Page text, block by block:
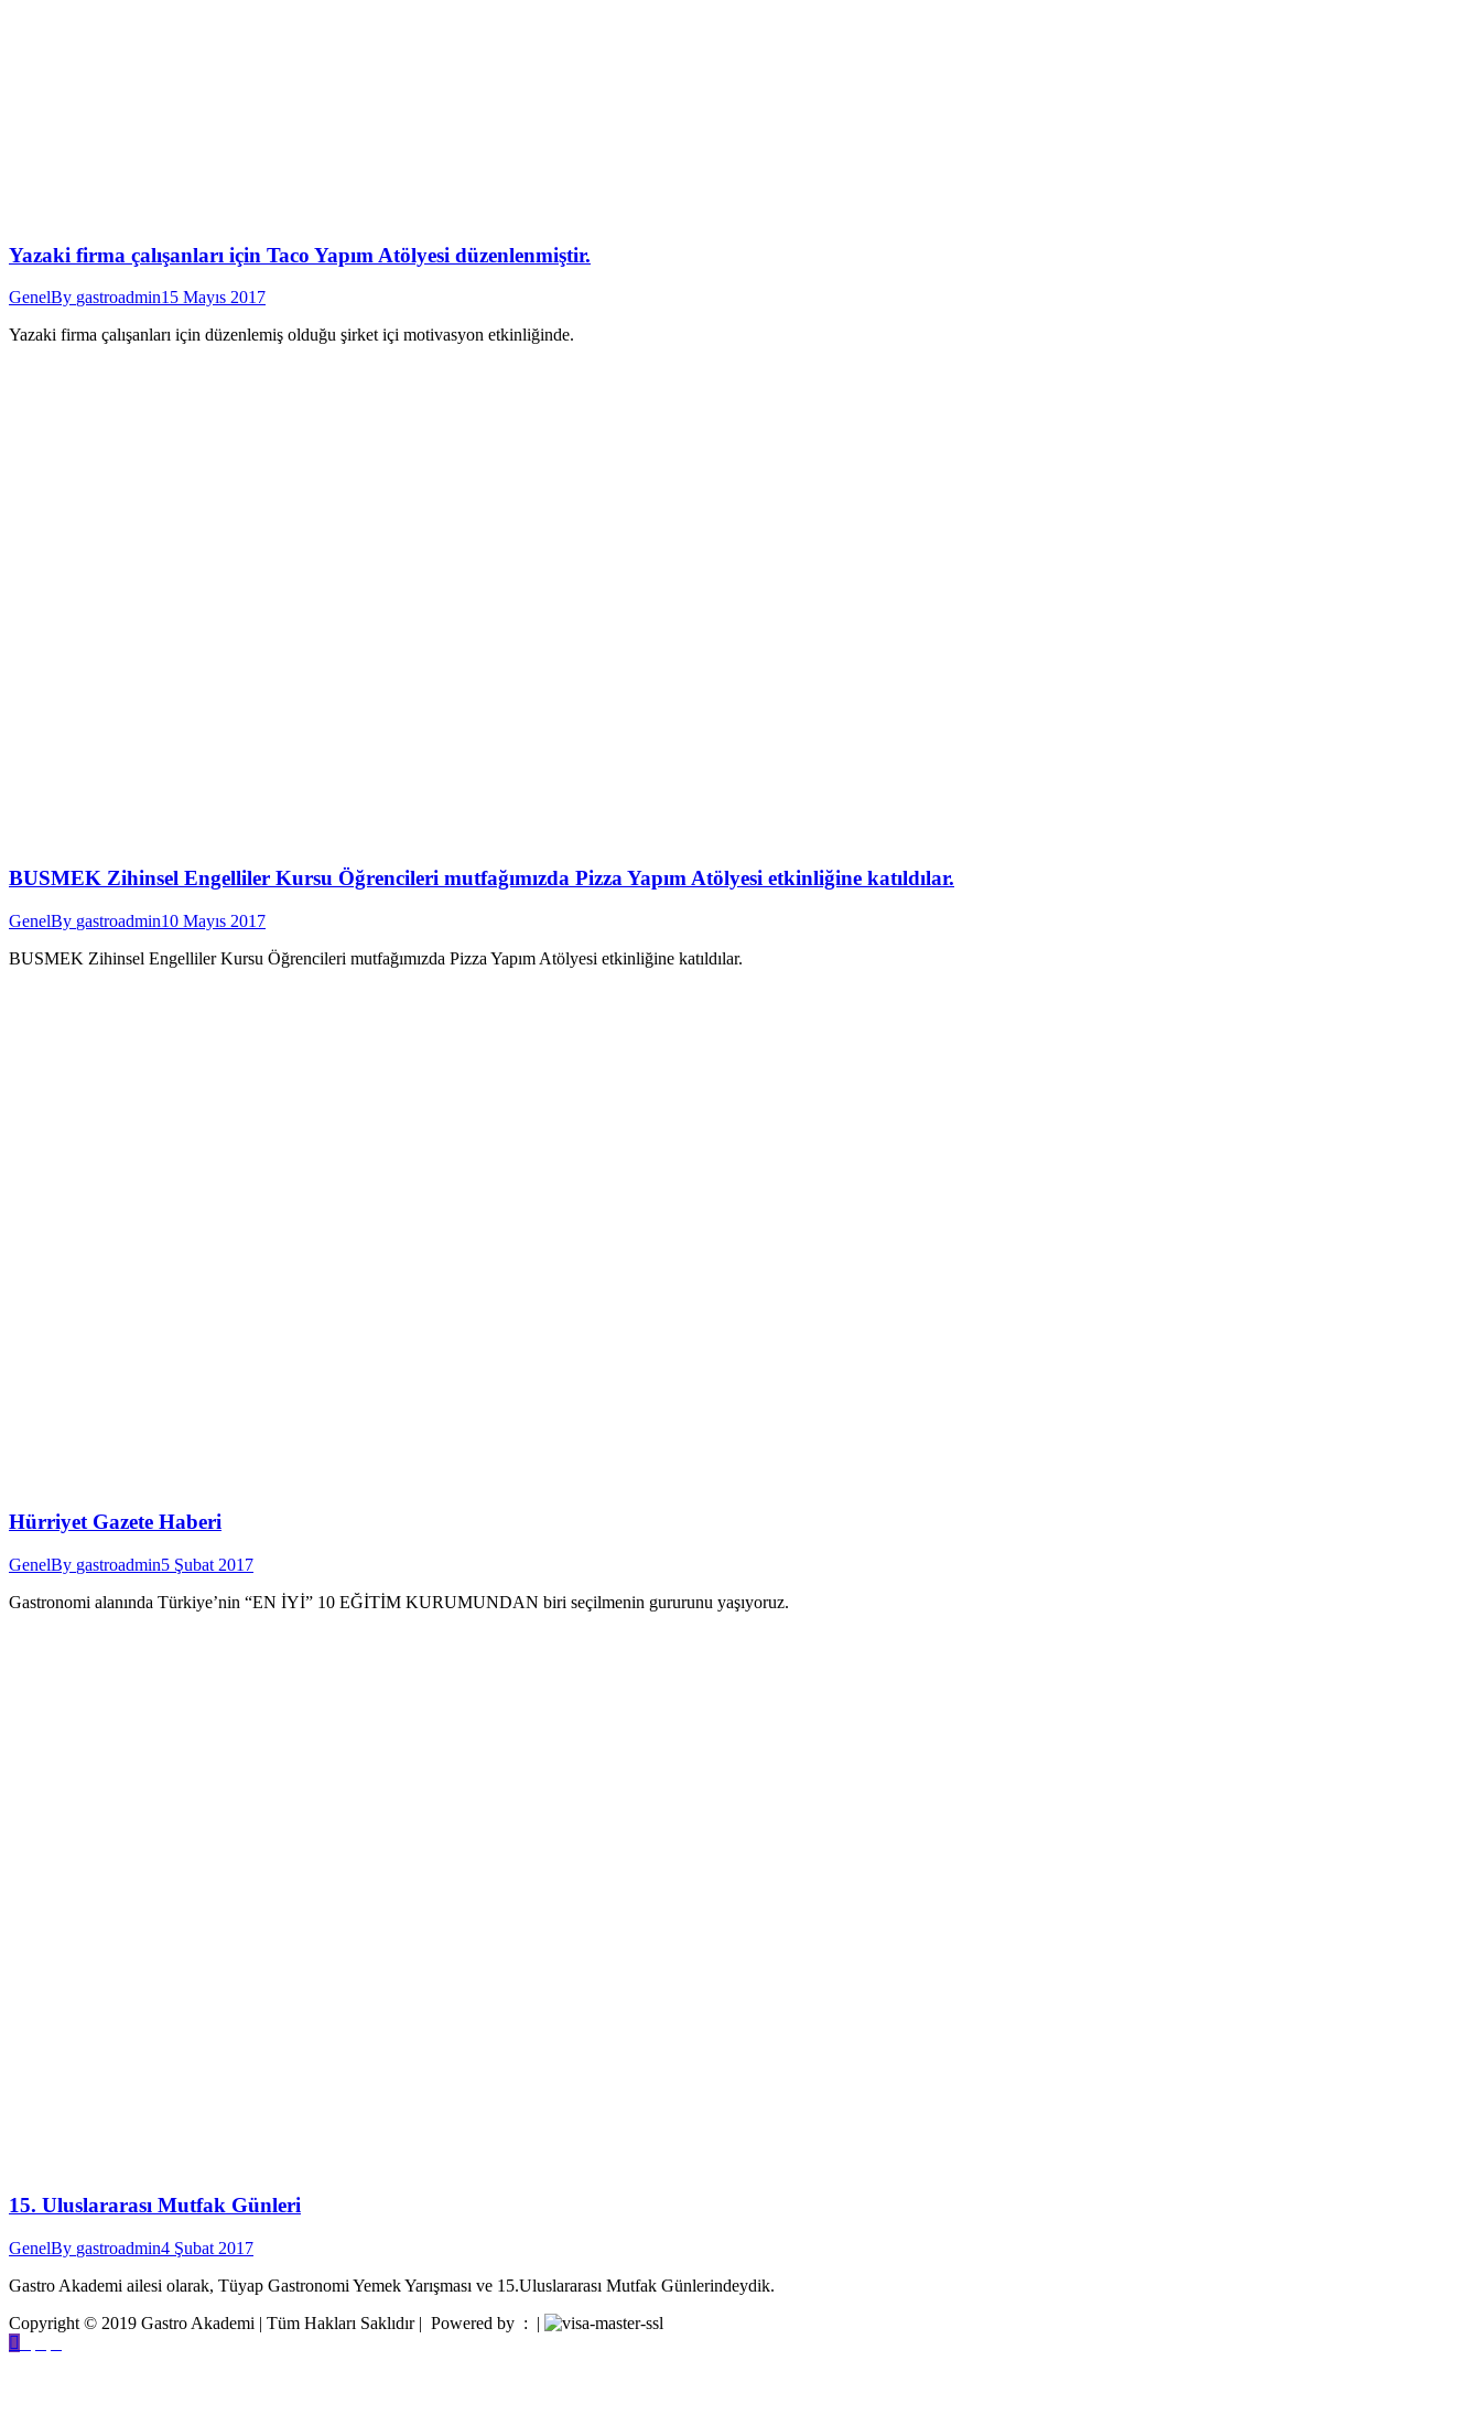
Yazaki firma çalışanları için Taco Yapım Atölyesi düzenlenmiştir.
GenelBy gastroadmin15 Mayıs 2017
Yazaki firma çalışanları için düzenlemiş olduğu şirket içi motivasyon etkinliğinde.
BUSMEK Zihinsel Engelliler Kursu Öğrencileri mutfağımızda Pizza Yapım Atölyesi etkinliğine katıldılar.
GenelBy gastroadmin10 Mayıs 2017
BUSMEK Zihinsel Engelliler Kursu Öğrencileri mutfağımızda Pizza Yapım Atölyesi etkinliğine katıldılar.
Hürriyet Gazete Haberi
GenelBy gastroadmin5 Şubat 2017
Gastronomi alanında Türkiye’nin “EN İYİ” 10 EĞİTİM KURUMUNDAN biri seçilmenin gururunu yaşıyoruz.
15. Uluslararası Mutfak Günleri
GenelBy gastroadmin4 Şubat 2017
Gastro Akademi ailesi olarak, Tüyap Gastronomi Yemek Yarışması ve 15.Uluslararası Mutfak Günlerindeydik.
Copyright © 2019 Gastro Akademi | Tüm Hakları Saklıdır | Powered by : |